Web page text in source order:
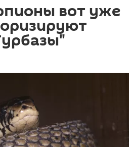
вот уже